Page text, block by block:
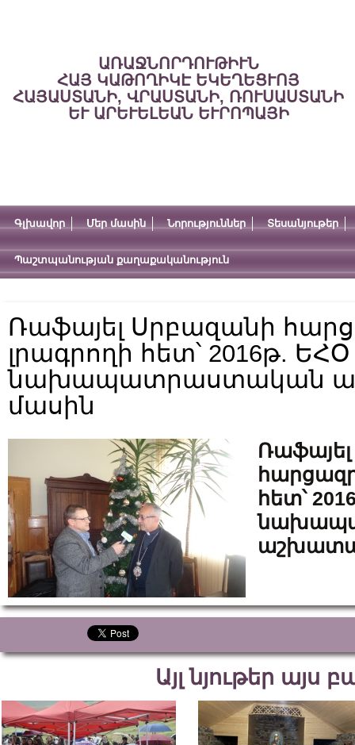
ԱՌԱՋՆՈՐԴՈՒԹԻՒՆ
ՀԱՅ ԿԱԹՈՂԻԿԷ ԵԿԵՂԵՑՒՈՅ
ՀԱՅԱՍՏԱՆԻ, ՎՐԱՍՏԱՆԻ, ՌՈՒՍԱՍՏԱՆԻ
ԵՒ ԱՐԵՒԵԼԵԱՆ ԵՒՐՈՊԱՅԻ
Գլխավոր Մեր մասին Նորություններ Տեսանյութեր
Պաշտպանության քաղաքականություն
Ռաֆայել Սրբազանի
լրագրողի հետ՝ 2016թ. ԵՀՕ
նախապատրաստական
մասին
հետ՝
Այլ նյութեր այս